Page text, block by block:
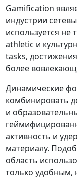
Gamification
индустрии
используется не
athletic и
tasks,
более
Динамические
комбинировать
и
активность и
материалу.
область
только удобным,